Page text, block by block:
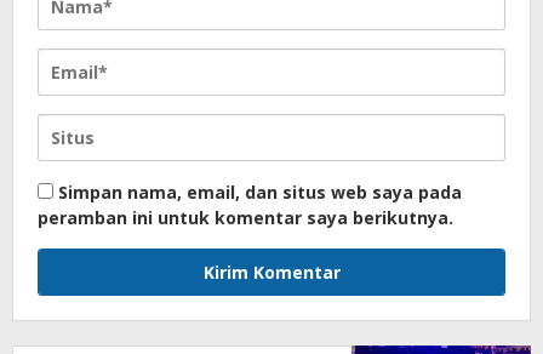
Simpan nama, email, dan situs web saya pada
peramban ini untuk komentar saya berikutnya.